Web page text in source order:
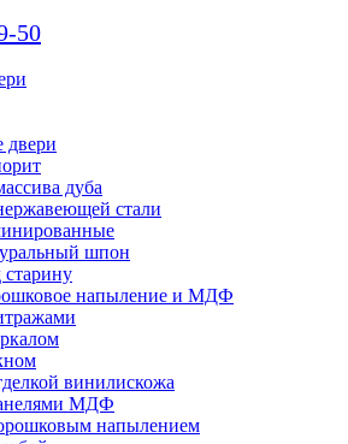
50
двери
дуба
стали
шпон
напыление и МДФ
винилискожа
МДФ
напылением